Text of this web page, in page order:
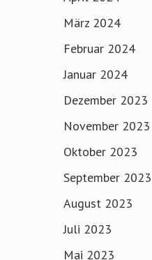
März 2024
Februar 2024
Januar 2024
Dezember 2023
November 2023
Oktober 2023
September 2023
August 2023
Juli 2023
Mai 2023